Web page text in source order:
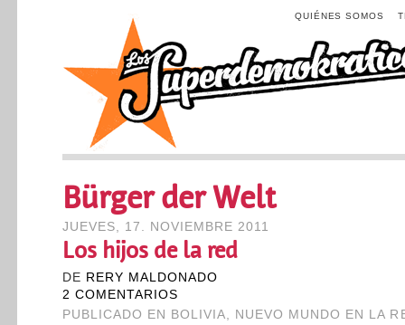
QUIÉNES SOMOS
Bürger der Welt
JUEVES, 17. NOVIEMBRE 2011
Los hijos de la red
DE RERY MALDONADO
2 COMENTARIOS
PUBLICADO EN
BOLIVIA, NUEVO MUNDO EN LA